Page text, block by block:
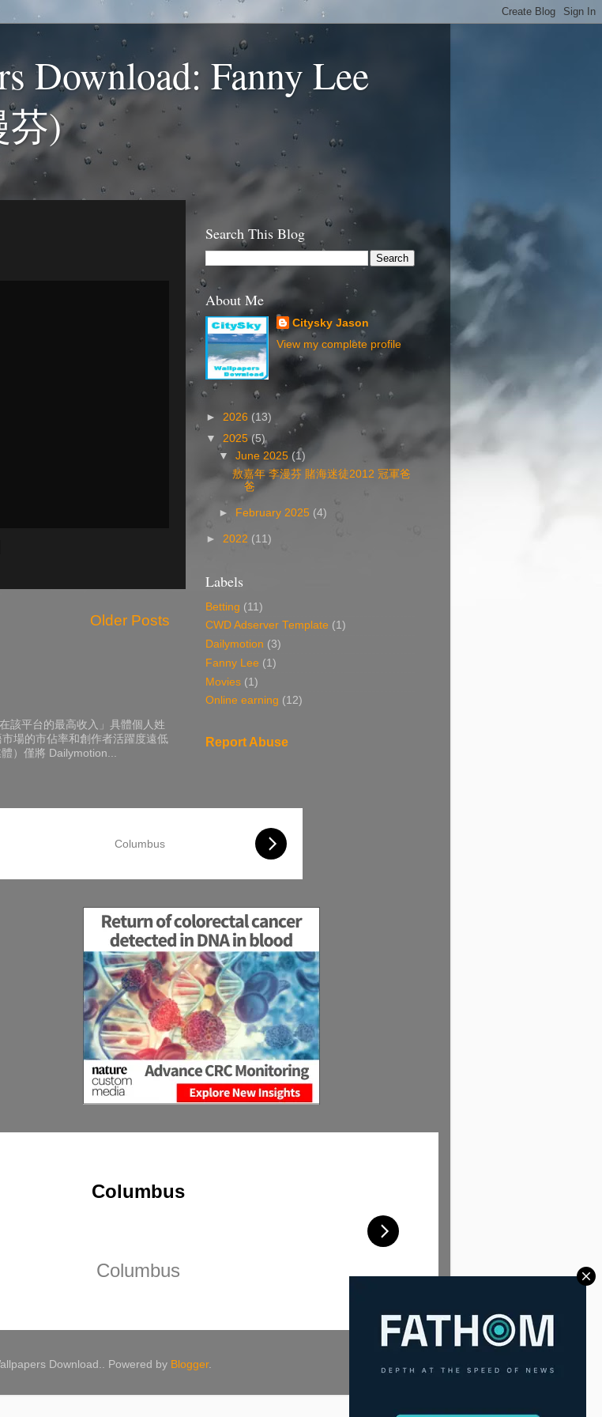
Download: Fanny Lee
芬)
Older Posts
該平台的最高收入」具體個人姓
場的市佔率和創作者活躍度遠低
）僅將 Dailymotion...
Search This Blog
About Me
Citysky Jason
View my complete profile
► 2026 (13)
▼ 2025(5)
▼June 2025 (1)
敖嘉年 李漫芬 賭海迷徒2012 冠軍爸
爸
► February 2025 (4)
► 2022 (11)
Labels
Betting (11)
CWD Adserver Template (1)
Dailymotion (3)
Fanny Lee (1)
Movies (1)
Online earning (12)
Report Abuse
Download.. Powered by Blogger.